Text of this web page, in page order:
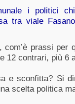
i politici
tra viale
prassi per
12 contrari, più 6
e sconfitta? Si
scelta politica